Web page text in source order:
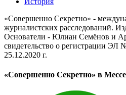
«Совершенно Секретно» -
журналистских расследований.
Основатели - Юлиан Семёнов и
свидетельство о регистрации
25.12.2020 г.
«Совершенно Секретно» в